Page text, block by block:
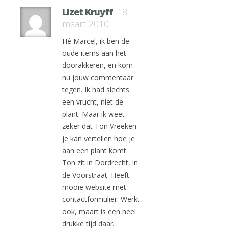
Lizet Kruyff 18
maart 2010
Hé Marcel, ik ben de
oude items aan het
doorakkeren, en kom
nu jouw commentaar
tegen. Ik had slechts
een vrucht, niet de
plant. Maar ik weet
zeker dat Ton Vreeken
je kan vertellen hoe je
aan een plant komt.
Ton zit in Dordrecht, in
de Voorstraat. Heeft
mooie website met
contactformulier. Werkt
ook, maart is een heel
drukke tijd daar.